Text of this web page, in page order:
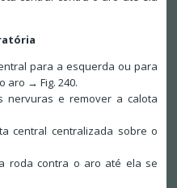
para a esquerda ou para
aro → Fig. 240.
nervuras e remover a calota
central centralizada sobre o
roda contra o aro até ela se